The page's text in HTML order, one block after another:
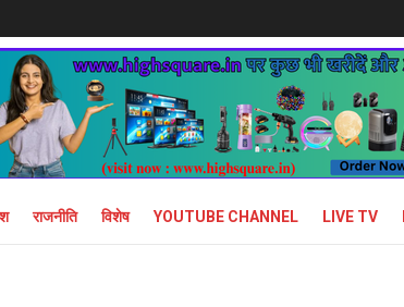
राजनीति विशेष YOUTUBE CHANNEL LIVE TV